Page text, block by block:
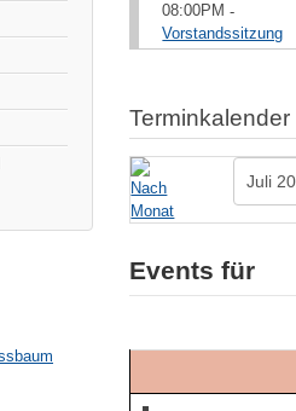
08:00PM -
Vorstandssitzung
Terminkalender
Events für